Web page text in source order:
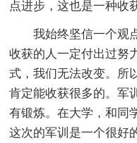
点进步，这也是一种收
我始终坚信一个观
收获的人一定付出过努
式，我们无法改变。所
肯定能收获很多的。军
有锻炼。在大学，和同
这次的军训是一个很好